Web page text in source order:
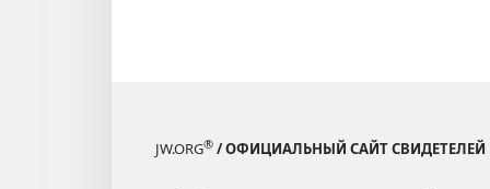
JW.ORG® / ОФИЦИАЛЬНЫЙ САЙТ СВИДЕТЕЛЕЙ